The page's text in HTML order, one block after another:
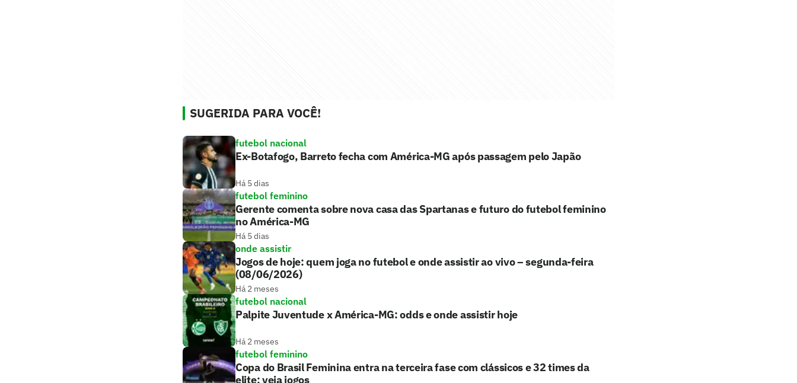
SUGERIDA PARA VOCÊ!
futebol nacional
Ex-Botafogo, Barreto fecha com América-MG após passagem pelo Japão
Há 5 dias
futebol feminino
Gerente comenta sobre nova casa das Spartanas e futuro do futebol feminino
no América-MG
Há 5 dias
onde assistir
Jogos de hoje: quem joga no futebol e onde assistir ao vivo – segunda-feira
(08/06/2026)
Há 2 meses
futebol nacional
Palpite Juventude x América-MG: odds e onde assistir hoje
Há 2 meses
futebol feminino
Copa do Brasil Feminina entra na terceira fase com clássicos e 32 times da
elite; veja jogos